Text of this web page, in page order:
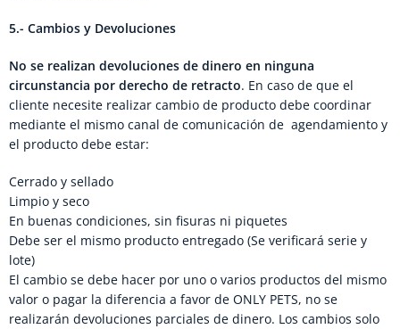
5.- Cambios y Devoluciones
No se realizan devoluciones de dinero en ninguna
circunstancia por derecho de retracto. En caso de que el
cliente necesite realizar cambio de producto debe coordinar
mediante el mismo canal de comunicación de agendamiento y
el producto debe estar:
Cerrado y sellado
Limpio y seco
En buenas condiciones, sin fisuras ni piquetes
Debe ser el mismo producto entregado (Se verificará serie y
lote)
El cambio se debe hacer por uno o varios productos del mismo
valor o pagar la diferencia a favor de ONLY PETS, no se
realizarán devoluciones parciales de dinero. Los cambios solo